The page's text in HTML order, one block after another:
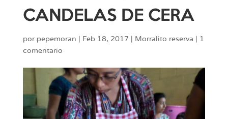
CANDELAS DE CERA
por pepemoran Feb 18, 2017 Morralito reserva
1
comentario